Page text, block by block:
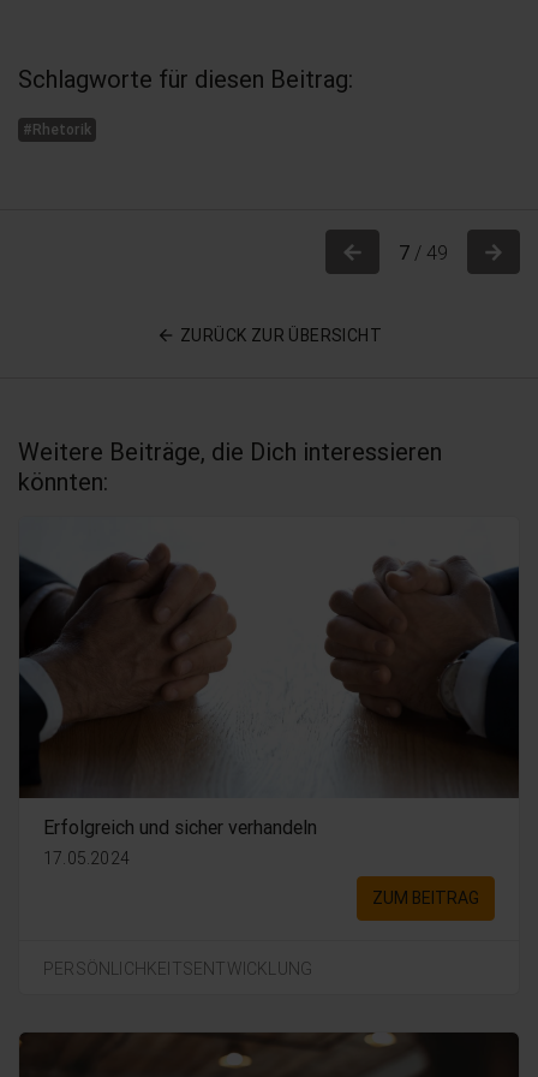
Schlagworte für diesen Beitrag:
#Rhetorik
ZURÜCK ZUR ÜBERSICHT
Previous
7/ 49
Weitere Beiträge, die Dich interessieren
könnten:
Erfolgreich und sicher verhandeln
17.05.2024
ZUM BEITRAG
PERSÖNLICHKEITSENTWICKLUNG